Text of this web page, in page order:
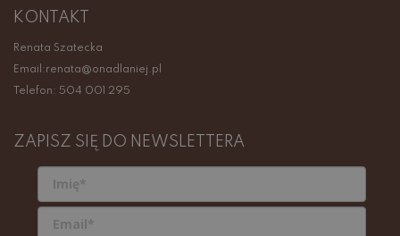
KONTAKT
Renata Szatecka
Email:renata@onadlaniej.pl
Telefon: 504 001 295
ZAPISZ SIĘ DO NEWSLETTERA